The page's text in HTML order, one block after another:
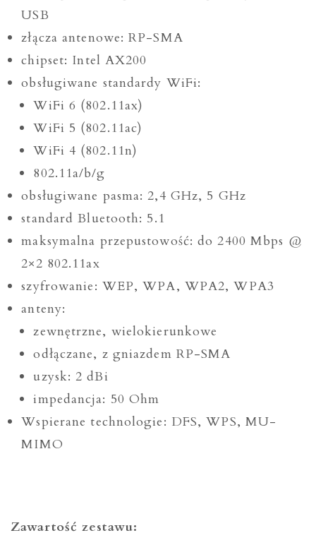
USB
złącza antenowe: RP-SMA
chipset: Intel AX200
obsługiwane standardy WiFi:
WiFi 6 (802.11ax)
WiFi 5 (802.11ac)
WiFi 4 (802.11n)
802.11a/b/g
obsługiwane pasma: 2,4 GHz, 5 GHz
standard Bluetooth: 5.1
maksymalna przepustowość: do 2400 Mbps @
2×2 802.11ax
szyfrowanie: WEP, WPA, WPA2, WPA3
anteny:
zewnętrzne, wielokierunkowe
odłączane, z gniazdem RP-SMA
uzysk: 2 dBi
impedancja: 50 Ohm
Wspierane technologie: DFS, WPS, MU-
MIMO
Zawartość zestawu: